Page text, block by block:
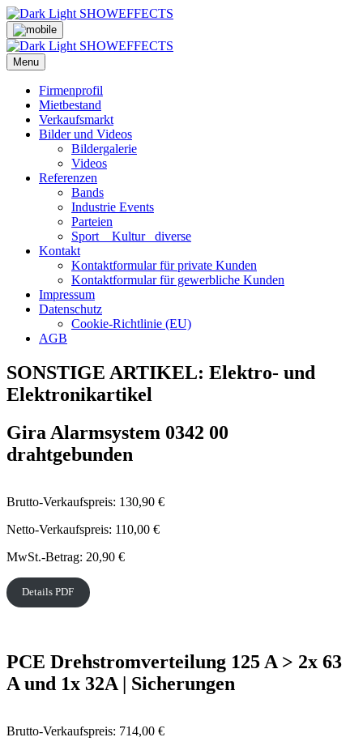
Skip
to
content
Menu
Firmenprofil
Mietbestand
Verkaufsmarkt
Bilder und Videos
Bildergalerie
Videos
Referenzen
Bands
Industrie Events
Parteien
Sport _ Kultur_ diverse
Kontakt
Kontaktformular für private Kunden
Kontaktformular für gewerbliche Kunden
Impressum
Datenschutz
Cookie-Richtlinie (EU)
AGB
SONSTIGE ARTIKEL: Elektro- und
Elektronikartikel
Gira Alarmsystem 0342 00
drahtgebunden
Brutto-Verkaufspreis: 130,90 €
Netto-Verkaufspreis: 110,00 €
MwSt.-Betrag: 20,90 €
Details PDF
PCE Drehstromverteilung 125 A > 2x 63
A und 1x 32A | Sicherungen
Brutto-Verkaufspreis: 714,00 €